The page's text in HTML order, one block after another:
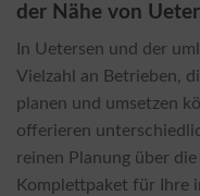
der Nähe von
In Uetersen und der
Vielzahl an Betrieben,
planen und umsetzen
offerieren
reinen Planung über
Komplettpaket für Ihre